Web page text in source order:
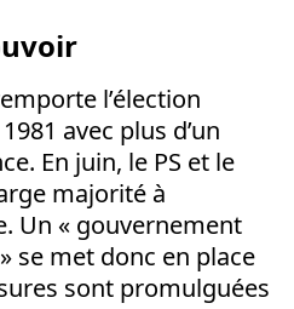
l’élection
avec plus d’un
En juin, le PS et le
majorité à
Un « gouvernement
se met donc en place
sont promulguées